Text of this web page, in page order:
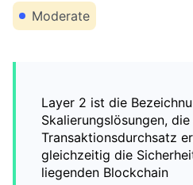
Moderate
Layer 2 ist die
Skalierungslösungen,
Transaktionsdurchsatz
gleichzeitig die
liegenden Blockchain